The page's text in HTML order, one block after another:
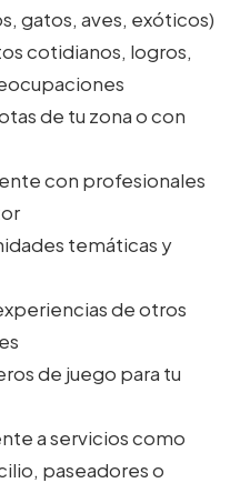
gatos, aves, exóticos)
cotidianos, logros,
de tu zona o con
con profesionales
temáticas y
de otros
de juego para tu
a servicios como
paseadores o